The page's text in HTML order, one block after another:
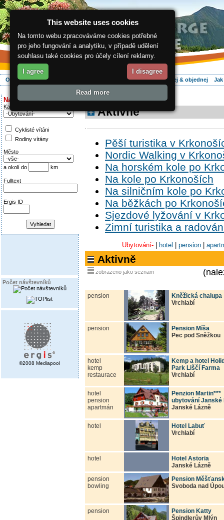
O regionu Aktivně Ubytování Hledej & objednej
Najděte si:
Kategorie
Cyklisté vítáni
Rodiny vítány
Město
a okolí do km
Fulltext
Ergis ID
Počet návštevníků
©2008 Mediapool
ergis.cz
Aktivně
Pěší turistika v
Nordic Walking v
Na horském kole po
Na kole po Krkonoších
Na silničním kole po
Na běžkách po
Sjezdové lyžování v
Zimní turistika a
Ubytování- hotel pension
Aktivně
zobrazeno jako seznam
pension
Kněžická chalupa
Vrchlabí
pension
Pension Míša
Pec pod Sněžkou
hotel
kemp
restaurace
Kemp a hotel
Park Liščí Farma
Vrchlabí
hotel
pension
apartmán
Penzion Martin***
ubytování Janské
Janské Lázně
hotel
Hotel Labuť
Vrchlabí
hotel
Hotel Astoria
Janské Lázně
pension
bowling
Pension
Svoboda nad
pension
Pension Katty
Špindlerův Mlýn
This website uses cookies
Na tomto webu zpracováváme cookies potřebné
pro jeho fungování a analytiku, v případě udělení
souhlasu také cookies pro účely cílení reklamy.
I agree I disagree
Read more